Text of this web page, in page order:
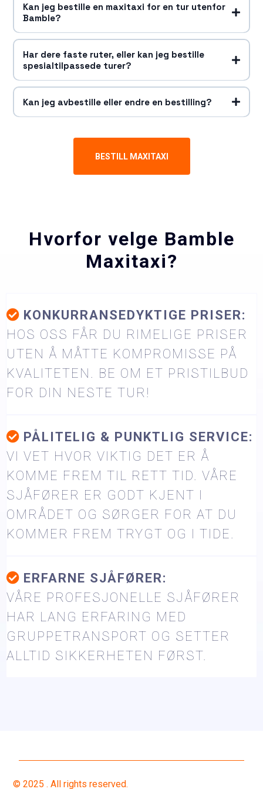
Kan jeg bestille en maxitaxi for en tur utenfor
Bamble?
Har dere faste ruter, eller kan jeg bestille
spesialtilpassede turer?
Kan jeg avbestille eller endre en bestilling?
BESTILL MAXITAXI
Hvorfor velge Bamble
Maxitaxi?
KONKURRANSEDYKTIGE PRISER:
HOS OSS FÅR DU RIMELIGE PRISER
UTEN Å MÅTTE KOMPROMISSE PÅ
KVALITETEN. BE OM ET PRISTILBUD
FOR DIN NESTE TUR!
PÅLITELIG & PUNKTLIG SERVICE:
VI VET HVOR VIKTIG DET ER Å
KOMME FREM TIL RETT TID. VÅRE
SJÅFØRER ER GODT KJENT I
OMRÅDET OG SØRGER FOR AT DU
KOMMER FREM TRYGT OG I TIDE.
ERFARNE SJÅFØRER:
VÅRE PROFESJONELLE SJÅFØRER
HAR LANG ERFARING MED
GRUPPETRANSPORT OG SETTER
ALLTID SIKKERHETEN FØRST.
© 2025 . All rights reserved.